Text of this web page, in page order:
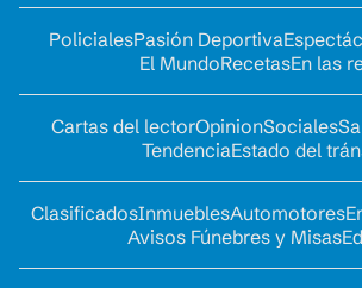
PolicialesPasión Deportiva
El MundoRecetasEn las
Cartas del lectorOpinionSociales
TendenciaEstado del
ClasificadosInmueblesAutomotores
Avisos Fúnebres y Misas